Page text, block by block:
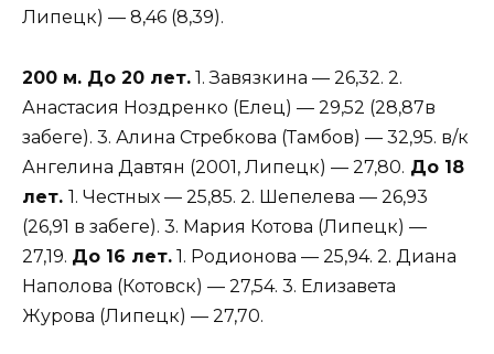
Липецк) — 8,46 (8,39).
200 м. До 20 лет. 1. Завязкина — 26,32. 2.
Анастасия Ноздренко (Елец) — 29,52 (28,87в
забеге). 3. Алина Стребкова (Тамбов) — 32,95. в/к
Ангелина Давтян (2001, Липецк) — 27,80. До 18
лет. 1. Честных — 25,85. 2. Шепелева — 26,93
(26,91 в забеге). 3. Мария Котова (Липецк) —
27,19. До 16 лет. 1. Родионова — 25,94. 2. Диана
Наполова (Котовск) — 27,54. 3. Елизавета
Журова (Липецк) — 27,70.